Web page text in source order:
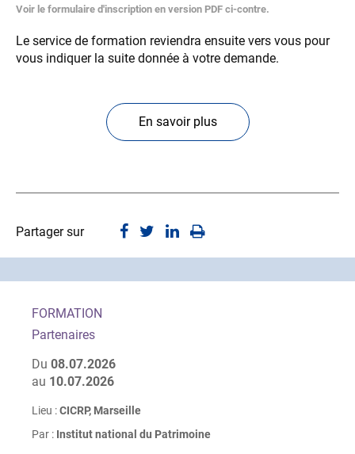
Voir le formulaire d'inscription en version PDF ci-contre.
Le service de formation reviendra ensuite vers vous pour
vous indiquer la suite donnée à votre demande.
En savoir plus
Partager sur
FORMATION
Partenaires
Du 08.07.2026
au 10.07.2026
Lieu :CICRP, Marseille
Par : Institut national du Patrimoine